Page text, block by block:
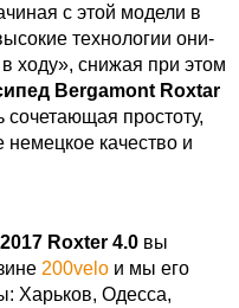
с этой модели в
технологии они-
ходу», снижая при этом
Bergamont Roxtar
сочетающая простоту,
качество и
Roxter 4.0 вы
200velo и мы его
Харьков, Одесса,